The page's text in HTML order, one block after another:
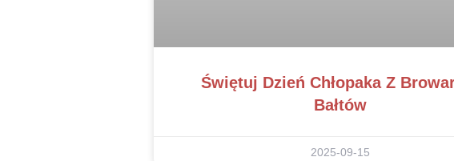
Świętuj Dzień Chłopaka Z
Bałtów
2025-09-15